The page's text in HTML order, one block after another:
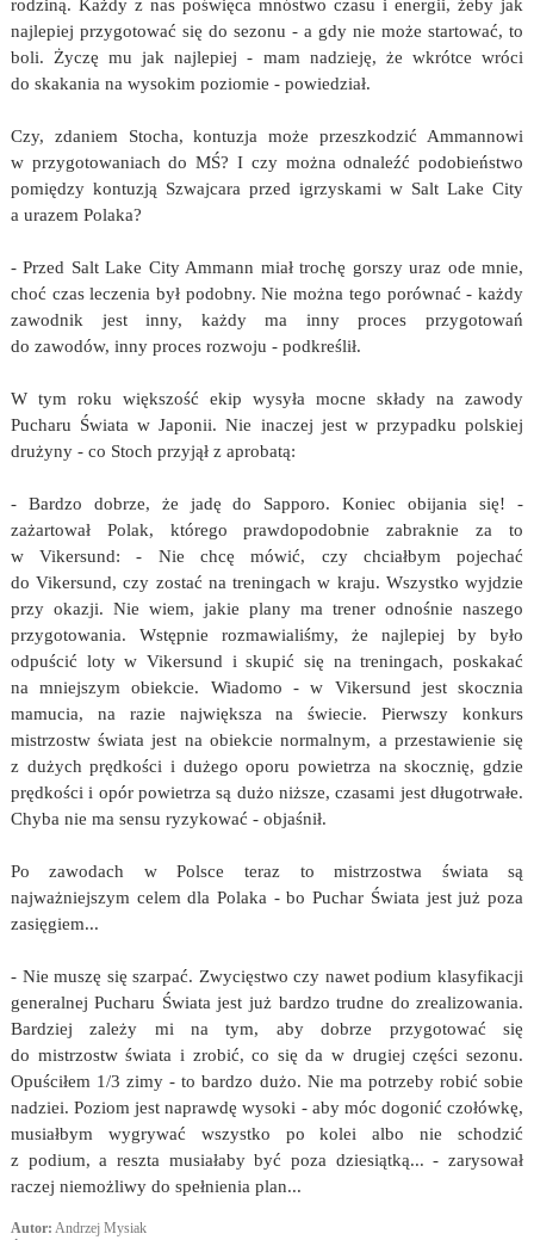
rodziną. Każdy z nas poświęca mnóstwo czasu i energii, żeby jak
najlepiej przygotować się do sezonu - a gdy nie może startować, to
boli. Życzę mu jak najlepiej - mam nadzieję, że wkrótce wróci
do skakania na wysokim poziomie - powiedział.
Czy, zdaniem Stocha, kontuzja może przeszkodzić Ammannowi
w przygotowaniach do MŚ? I czy można odnaleźć podobieństwo
pomiędzy kontuzją Szwajcara przed igrzyskami w Salt Lake City
a urazem Polaka?
- Przed Salt Lake City Ammann miał trochę gorszy uraz ode mnie,
choć czas leczenia był podobny. Nie można tego porównać - każdy
zawodnik jest inny, każdy ma inny proces przygotowań
do zawodów, inny proces rozwoju - podkreślił.
W tym roku większość ekip wysyła mocne składy na zawody
Pucharu Świata w Japonii. Nie inaczej jest w przypadku polskiej
drużyny - co Stoch przyjął z aprobatą:
- Bardzo dobrze, że jadę do Sapporo. Koniec obijania się! -
zażartował Polak, którego prawdopodobnie zabraknie za to
w Vikersund: - Nie chcę mówić, czy chciałbym pojechać
do Vikersund, czy zostać na treningach w kraju. Wszystko wyjdzie
przy okazji. Nie wiem, jakie plany ma trener odnośnie naszego
przygotowania. Wstępnie rozmawialiśmy, że najlepiej by było
odpuścić loty w Vikersund i skupić się na treningach, poskakać
na mniejszym obiekcie. Wiadomo - w Vikersund jest skocznia
mamucia, na razie największa na świecie. Pierwszy konkurs
mistrzostw świata jest na obiekcie normalnym, a przestawienie się
z dużych prędkości i dużego oporu powietrza na skocznię, gdzie
prędkości i opór powietrza są dużo niższe, czasami jest długotrwałe.
Chyba nie ma sensu ryzykować - objaśnił.
Po zawodach w Polsce teraz to mistrzostwa świata są
najważniejszym celem dla Polaka - bo Puchar Świata jest już poza
zasięgiem...
- Nie muszę się szarpać. Zwycięstwo czy nawet podium klasyfikacji
generalnej Pucharu Świata jest już bardzo trudne do zrealizowania.
Bardziej zależy mi na tym, aby dobrze przygotować się
do mistrzostw świata i zrobić, co się da w drugiej części sezonu.
Opuściłem 1/3 zimy - to bardzo dużo. Nie ma potrzeby robić sobie
nadziei. Poziom jest naprawdę wysoki - aby móc dogonić czołówkę,
musiałbym wygrywać wszystko po kolei albo nie schodzić
z podium, a reszta musiałaby być poza dziesiątką... - zarysował
raczej niemożliwy do spełnienia plan...
Autor: Andrzej Mysiak